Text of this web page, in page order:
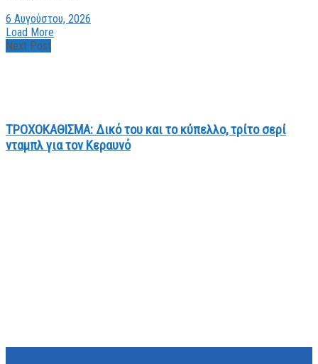
6 Αυγούστου, 2026
Load More
Next Post
ΤΡΟΧΟΚΑΘΙΣΜΑ: Δικό του και το κύπελλο, τρίτο σερί
νταμπλ για τον Κεραυνό